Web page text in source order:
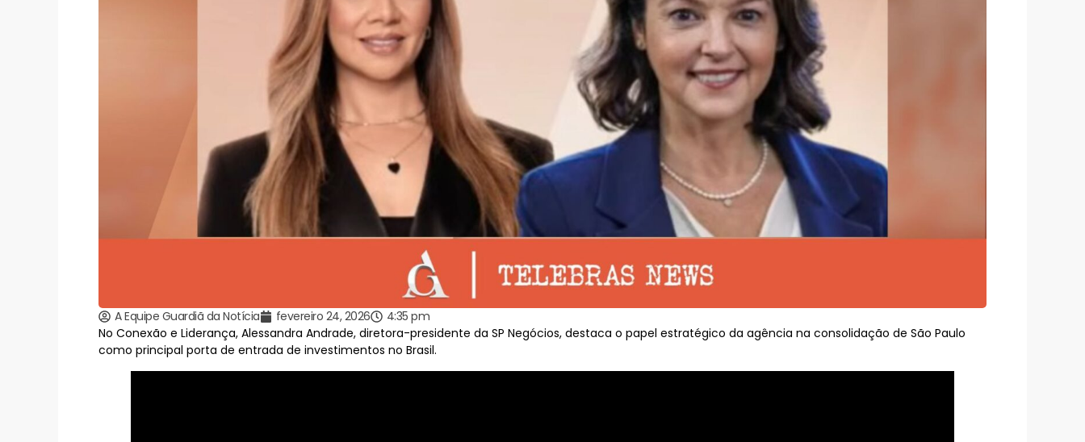
A Equipe Guardiã da Notícia fevereiro 24, 2026
4:35 pm
No Conexão e Liderança, Alessandra Andrade, diretora-presidente da SP Negócios, destaca o papel estratégico da agência na consolidação de São Paulo
como principal porta de entrada de investimentos no Brasil.